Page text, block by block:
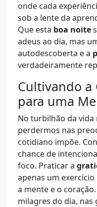
onde cada
sob a lente da
Que esta boa noite
adeus ao dia, mas
autodescoberta e a
verdadeiramente
Cultivando a
para uma
No turbilhão da vida
perdermos nas
cotidiano impõe.
chance de
foco. Praticar a
apenas um
a mente e o
milagres do dia, nas